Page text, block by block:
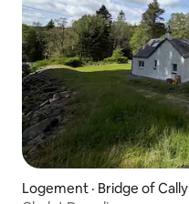
Logement · Bridge of Cally